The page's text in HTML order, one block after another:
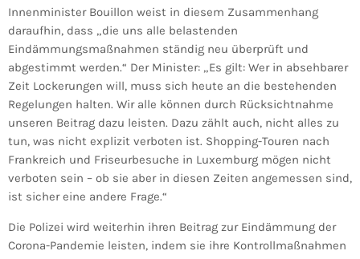
Innenminister Bouillon weist in diesem Zusammenhang
daraufhin, dass „die uns alle belastenden
Eindämmungsmaßnahmen ständig neu überprüft und
abgestimmt werden.“ Der Minister: „Es gilt: Wer in absehbarer
Zeit Lockerungen will, muss sich heute an die bestehenden
Regelungen halten. Wir alle können durch Rücksichtnahme
unseren Beitrag dazu leisten. Dazu zählt auch, nicht alles zu
tun, was nicht explizit verboten ist. Shopping-Touren nach
Frankreich und Friseurbesuche in Luxemburg mögen nicht
verboten sein – ob sie aber in diesen Zeiten angemessen sind,
ist sicher eine andere Frage.“
Die Polizei wird weiterhin ihren Beitrag zur Eindämmung der
Corona-Pandemie leisten, indem sie ihre Kontrollmaßnahmen